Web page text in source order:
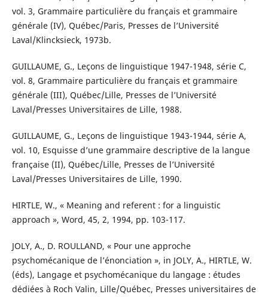
vol. 3, Grammaire particulière du français et grammaire
générale (IV), Québec/Paris, Presses de l’Université
Laval/Klincksieck, 1973b.
GUILLAUME, G., Leçons de linguistique 1947-1948, série C,
vol. 8, Grammaire particulière du français et grammaire
générale (III), Québec/Lille, Presses de l’Université
Laval/Presses Universitaires de Lille, 1988.
GUILLAUME, G., Leçons de linguistique 1943-1944, série A,
vol. 10, Esquisse d’une grammaire descriptive de la langue
française (II), Québec/Lille, Presses de l’Université
Laval/Presses Universitaires de Lille, 1990.
HIRTLE, W., « Meaning and referent : for a linguistic
approach », Word, 45, 2, 1994, pp. 103-117.
JOLY, A., D. ROULLAND, « Pour une approche
psychomécanique de l’énonciation », in JOLY, A., HIRTLE, W.
(éds), Langage et psychomécanique du langage : études
dédiées à Roch Valin, Lille/Québec, Presses universitaires de